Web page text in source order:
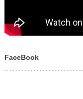
FaceBook